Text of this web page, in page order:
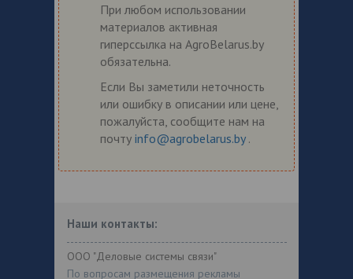
При любом использовании
материалов активная
гиперссылка на AgroBelarus.by
обязательна.
Если Вы заметили неточность
или ошибку в описании или цене,
пожалуйста, сообщите нам на
почту info@agrobelarus.by .
Наши контакты:
ООО "Деловые системы связи"
По вопросам размещения рекламы